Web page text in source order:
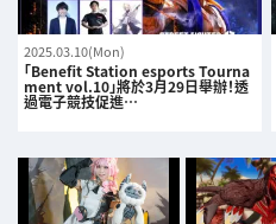
2025.03.10(Mon)
「Benefit Station esports Tourna
ment vol.10」將於3月29日舉辦！透
過電子競技促進…